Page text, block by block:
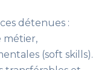
détenues :
métier,
(soft skills).